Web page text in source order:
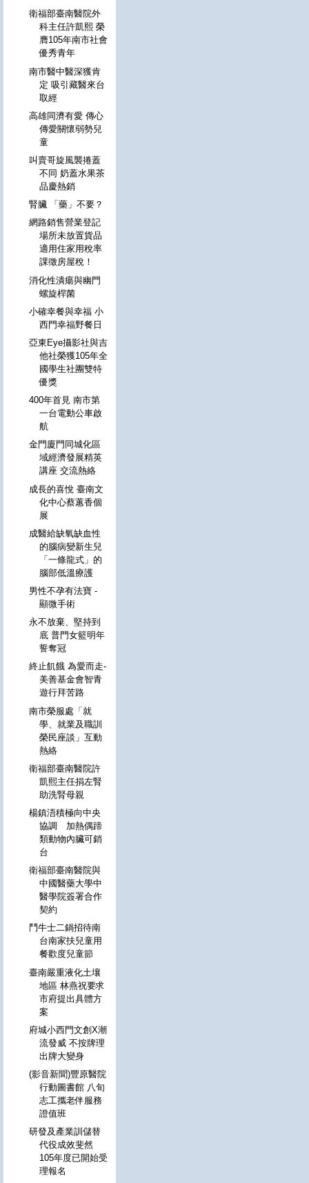
衛福部臺南醫院外
科主任許凱熙 榮
膺105年南市社會
優秀青年
南市醫中醫深獲肯
定 吸引藏醫來台
取經
高雄同濟有愛 傳心
傳愛關懷弱勢兒
童
叫賣哥旋風襲捲蓋
不同 奶蓋水果茶
品慶熱銷
腎臟 「藥」不要？
網路銷售營業登記
場所未放置貨品
適用住家用稅率
課徵房屋稅！
消化性潰瘍與幽門
螺旋桿菌
小確幸餐與幸福 小
西門幸福野餐日
亞東Eye攝影社與吉
他社榮獲105年全
國學生社團雙特
優獎
400年首見 南市第
一台電動公車啟
航
金門廈門同城化區
域經濟發展精英
講座 交流熱絡
成長的喜悅 臺南文
化中心蔡蕙香個
展
成醫給缺氧缺血性
的腦病變新生兒
「一條龍式」的
腦部低溫療護
男性不孕有法寶 -
顯微手術
永不放棄、堅持到
底 普門女籃明年
誓奪冠
終止飢餓 為愛而走-
美善基金會智青
遊行拜苦路
南市榮服處「就
學、就業及職訓
榮民座談」互動
熱絡
衛福部臺南醫院許
凱熙主任捐左腎
助洗腎母親
楊鎮浯積極向中央
協調 加熱偶蹄
類動物內臟可銷
台
衛福部臺南醫院與
中國醫藥大學中
醫學院簽署合作
契約
鬥牛士二鍋招待南
台南家扶兒童用
餐歡度兒童節
臺南嚴重液化土壤
地區 林燕祝要求
市府提出具體方
案
府城小西門文創X潮
流發威 不按牌理
出牌大變身
(影音新聞)豐原醫院
行動圖書館 八旬
志工攜老伴服務
證值班
研發及產業訓儲替
代役成效斐然
105年度已開始受
理報名